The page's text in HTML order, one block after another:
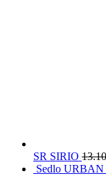
SR SIRIO
Sedlo